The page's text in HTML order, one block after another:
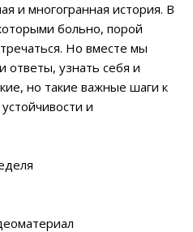
и многогранная история. В
больно, порой
Но вместе мы
ответы, узнать себя и
но такие важные шаги к
и